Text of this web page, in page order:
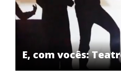
E, com vocês: